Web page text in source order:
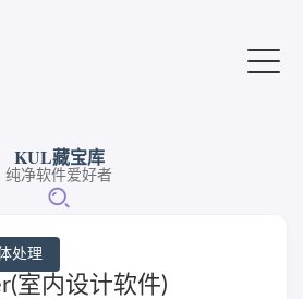
KUL藏宝库
纯净软件爱好者
处理
室内设计软件)